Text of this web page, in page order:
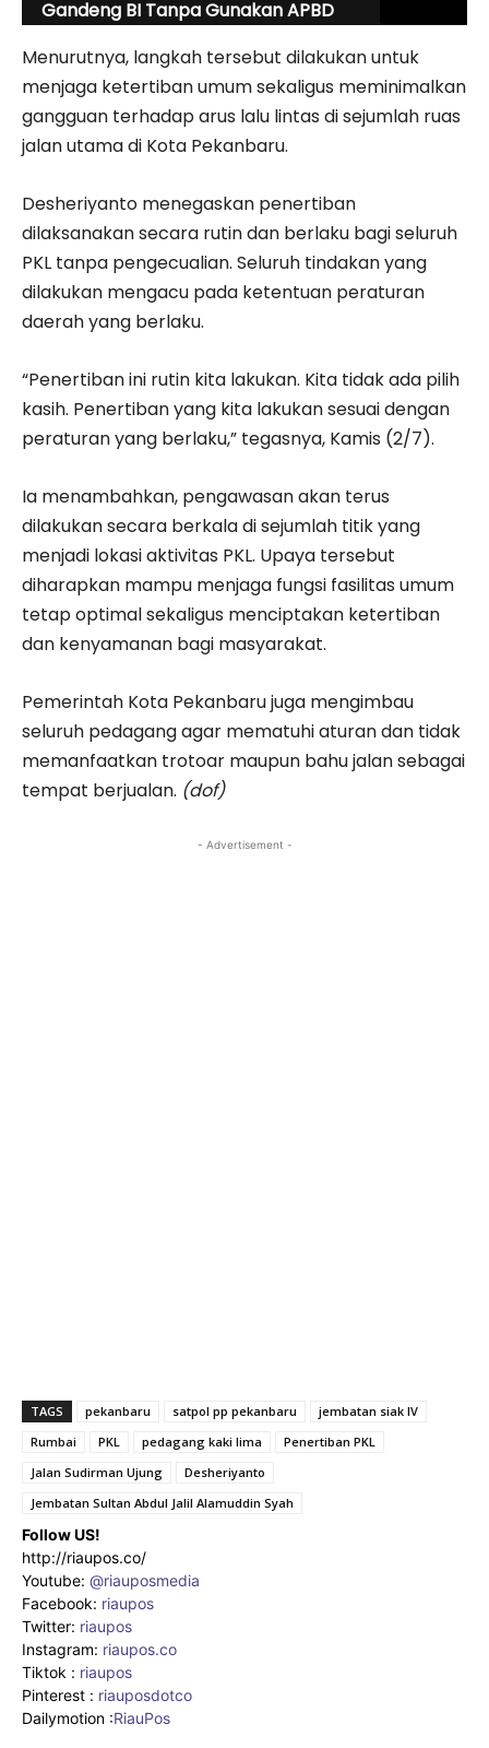
Gandeng BI Tanpa Gunakan APBD
Menurutnya, langkah tersebut dilakukan untuk
menjaga ketertiban umum sekaligus meminimalkan
gangguan terhadap arus lalu lintas di sejumlah ruas
jalan utama di Kota Pekanbaru.
Desheriyanto menegaskan penertiban
dilaksanakan secara rutin dan berlaku bagi seluruh
PKL tanpa pengecualian. Seluruh tindakan yang
dilakukan mengacu pada ketentuan peraturan
daerah yang berlaku.
“Penertiban ini rutin kita lakukan. Kita tidak ada pilih
kasih. Penertiban yang kita lakukan sesuai dengan
peraturan yang berlaku,” tegasnya, Kamis (2/7).
Ia menambahkan, pengawasan akan terus
dilakukan secara berkala di sejumlah titik yang
menjadi lokasi aktivitas PKL. Upaya tersebut
diharapkan mampu menjaga fungsi fasilitas umum
tetap optimal sekaligus menciptakan ketertiban
dan kenyamanan bagi masyarakat.
Pemerintah Kota Pekanbaru juga mengimbau
seluruh pedagang agar mematuhi aturan dan tidak
memanfaatkan trotoar maupun bahu jalan sebagai
tempat berjualan. (dof)
- Advertisement -
TAGS pekanbaru satpol pp pekanbaru
jembatan siak IV
Rumbai
PKL pedagang kaki lima
Penertiban PKL
Jalan Sudirman Ujung
Desheriyanto
Jembatan Sultan Abdul Jalil Alamuddin Syah
Follow US!
http://riaupos.co/
Youtube: @riauposmedia
Facebook: riaupos
Twitter: riaupos
Instagram: riaupos.co
Tiktok : riaupos
Pinterest : riauposdotco
Dailymotion :RiauPos